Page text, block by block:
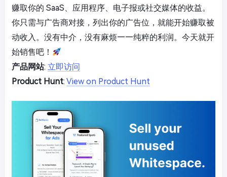
赚取你的 SaaS、应用程序、电子报或社交媒体的收益。
你只需与广告商对接，列出你的广告位，就能开始赚取被
动收入。没有中介，没有麻烦——纯粹的利润。今天就开
始销售吧！
产品网站: 立即访问
Product Hunt: View on Product Hunt